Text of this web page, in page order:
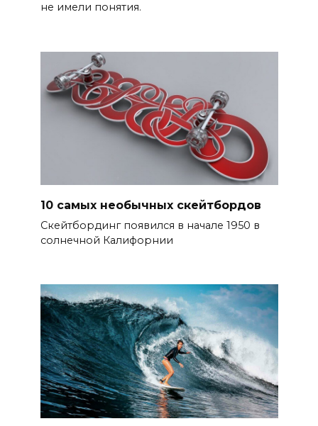
не имели понятия.
10 самых необычных скейтбордов
Скейтбординг появился в начале 1950 в
солнечной Калифорнии